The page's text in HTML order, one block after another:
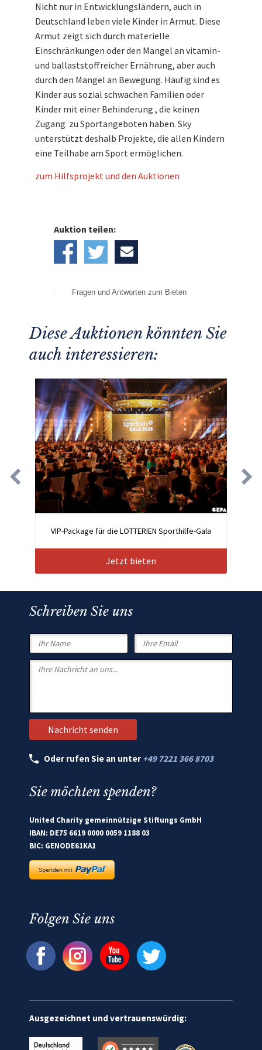
Nicht nur in Entwicklungsländern, auch in
Deutschland leben viele Kinder in Armut. Diese
Armut zeigt sich durch materielle
Einschränkungen oder den Mangel an vitamin-
und ballaststoffreicher Ernährung, aber auch
durch den Mangel an Bewegung. Häufig sind es
Kinder aus sozial schwachen Familien oder
Kinder mit einer Behinderung , die keinen
Zugang zu Sportangeboten haben. Sky
unterstützt deshalb Projekte, die allen Kindern
eine Teilhabe am Sport ermöglichen.
zum Hilfsprojekt und den Auktionen
Auktion teilen:
Fragen und Antworten zum Bieten
Diese Auktionen könnten Sie
auch interessieren:
VIP-Package für die LOTTERIEN Sporthilfe-Gala
Jetzt bieten
Schreiben Sie uns
Oder rufen Sie an unter +49 7221 366 8703
Sie möchten spenden?
United Charity gemeinnützige Stiftungs GmbH
IBAN: DE75 6619 0000 0059 1188 03
BIC: GENODE61KA1
Folgen Sie uns
Ausgezeichnet und vertrauenswürdig: